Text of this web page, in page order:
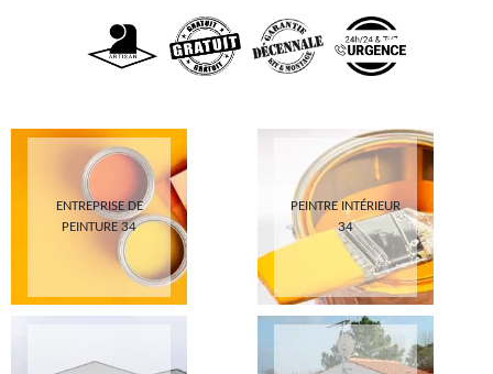
ENTREPRISE DE
PEINTURE 34
PEINTRE INTÉRIEUR
34